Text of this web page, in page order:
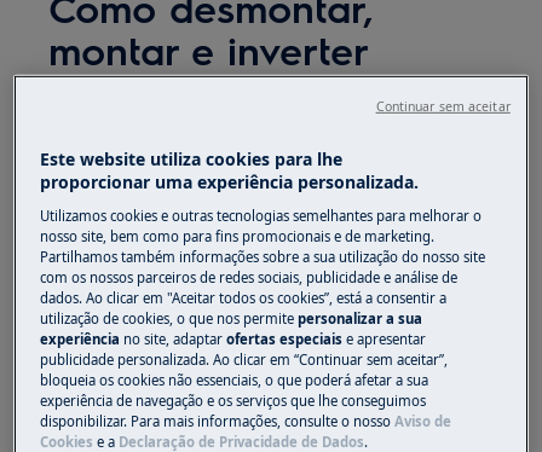
montar e inverter
portas e dobradiças (2)
Solução
desligue o aparelho e retire a ficha datomada.
Sempre tome cuidado ao mover os aparelhos, para
os aparelhos pesados são necessárias duas pessoas
para movê-los.
Sempre use luvas de segurança e calçados fechados.
Observe que o reparo automático ou não
Este website utiliza cookies para lhe
proporcionar uma experiência personalizada.
Utilizamos cookies e outras tecnologias semelhantes para melhorar o
nosso site, bem como para fins promocionais e de marketing.
Partilhamos também informações sobre a sua utilização do nosso site
com os nossos parceiros de redes sociais, publicidade e análise de
dados. Ao clicar em "Aceitar todos os cookies”, está a consentir a
utilização de cookies, o que nos permitepersonalizar a sua
experiência no site, adaptarofertas especiaise apresentar
publicidade personalizada. Ao clicar em “Continuar sem aceitar”,
bloqueia os cookies não essenciais, o que poderá afetar a sua
experiência de navegação e os serviços que lhe conseguimos
disponibilizar. Para mais informações, consulte o nossoAviso de
Cookies e a Declaração de Privacidade de Dados.
Continuar sem aceitar